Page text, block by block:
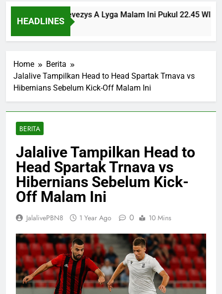
HEADLINES
vs Panevezys A Lyga Malam Ini Pukul 22.45 WIB
Ago
Home
Berita
Jalalive Tampilkan Head to Head Spartak Trnava vs
Hibernians Sebelum Kick-Off Malam Ini
BERITA
Jalalive Tampilkan Head to
Head Spartak Trnava vs
Hibernians Sebelum Kick-
Off Malam Ini
JalalivePBN8 1 Year Ago 0 10 Mins